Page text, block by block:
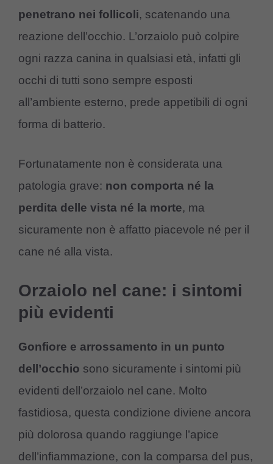
penetrano nei follicoli, scatenando una
reazione dell’occhio. L’orzaiolo può colpire
ogni razza canina in qualsiasi età, infatti gli
occhi di tutti sono sempre esposti
all’ambiente esterno, prede appetibili di ogni
forma di batterio.
Fortunatamente non è considerata una
patologia grave: non comporta né la
perdita delle vista né la morte, ma
sicuramente non è affatto piacevole né per il
cane né alla vista.
Orzaiolo nel cane: i sintomi
più evidenti
Gonfiore e arrossamento in un punto
dell’occhio sono sicuramente i sintomi più
evidenti dell’orzaiolo nel cane. Molto
fastidiosa, questa condizione diviene ancora
più dolorosa quando raggiunge l’apice
dell’infiammazione, con la comparsa del pus,